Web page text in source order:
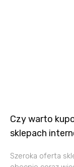
Czy warto
sklepach
Szeroka oferta